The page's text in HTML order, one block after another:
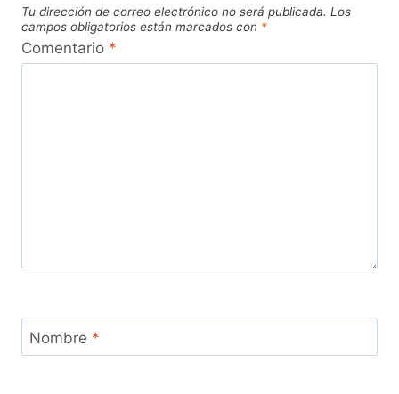
Tu dirección de correo electrónico no será publicada. Los
campos obligatorios están marcados con *
Comentario *
Nombre *